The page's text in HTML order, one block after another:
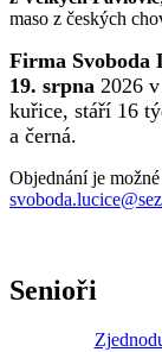
maso z českých
Firma Svoboda
19. srpna 2026
kuřice, stáří 16
a černá.
Objednání je
Senioři